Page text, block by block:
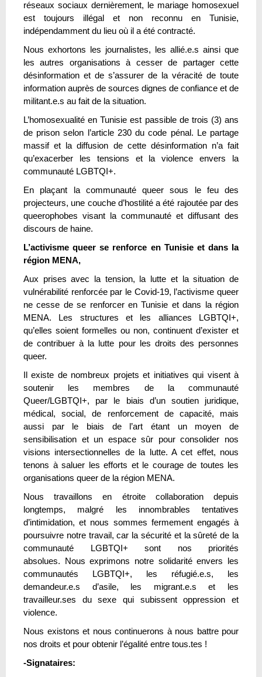
réseaux sociaux dernièrement, le mariage homosexuel
est toujours illégal et non reconnu en Tunisie,
indépendamment du lieu où il a été contracté.
Nous exhortons les journalistes, les allié.e.s ainsi que
les autres organisations à cesser de partager cette
désinformation et de s’assurer de la véracité de toute
information auprès de sources dignes de confiance et de
militant.e.s au fait de la situation.
L’homosexualité en Tunisie est passible de trois (3) ans
de prison selon l’article 230 du code pénal. Le partage
massif et la diffusion de cette désinformation n’a fait
qu’exacerber les tensions et la violence envers la
communauté LGBTQI+.
En plaçant la communauté queer sous le feu des
projecteurs, une couche d’hostilité a été rajoutée par des
queerophobes visant la communauté et diffusant des
discours de haine.
L’activisme queer se renforce en Tunisie et dans la
région MENA,
Aux prises avec la tension, la lutte et la situation de
vulnérabilité renforcée par le Covid-19, l’activisme queer
ne cesse de se renforcer en Tunisie et dans la région
MENA. Les structures et les alliances LGBTQI+,
qu’elles soient formelles ou non, continuent d’exister et
de contribuer à la lutte pour les droits des personnes
queer.
Il existe de nombreux projets et initiatives qui visent à
soutenir les membres de la communauté
Queer/LGBTQI+, par le biais d’un soutien juridique,
médical, social, de renforcement de capacité, mais
aussi par le biais de l’art étant un moyen de
sensibilisation et un espace sûr pour consolider nos
visions intersectionnelles de la lutte. A cet effet, nous
tenons à saluer les efforts et le courage de toutes les
organisations queer de la région MENA.
Nous travaillons en étroite collaboration depuis
longtemps, malgré les innombrables tentatives
d’intimidation, et nous sommes fermement engagés à
poursuivre notre travail, car la sécurité et la sûreté de la
communauté LGBTQI+ sont nos priorités
absolues. Nous exprimons notre solidarité envers les
communautés LGBTQI+, les réfugié.e.s, les
demandeur.e.s d’asile, les migrant.e.s et les
travailleur.ses du sexe qui subissent oppression et
violence.
Nous existons et nous continuerons à nous battre pour
nos droits et pour obtenir l’égalité entre tous.tes !
-Signataires: